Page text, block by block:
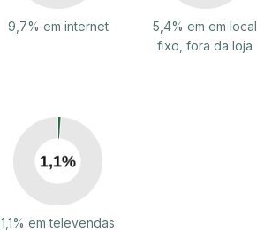
9,7% em internet
5,4% em em local
fixo, fora da loja
1,1% em televendas